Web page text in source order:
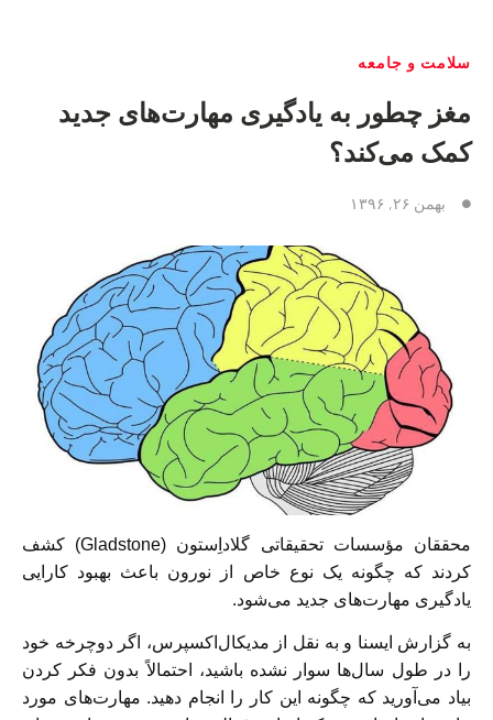
سلامت و جامعه
مغز چطور به یادگیری مهارت‌های جدید
کمک می‌کند؟
بهمن ۲۶, ۱۳۹۶
محققان مؤسسات تحقیقاتی گلاداِستون (Gladstone) کشف
کردند که چگونه یک نوع خاص از نورون باعث بهبود کارایی
یادگیری مهارت‌های جدید می‌شود.
به گزارش ایسنا و به نقل از مدیکال‌اکسپرس، اگر دوچرخه خود
را در طول سال‌ها سوار نشده باشید، احتمالاً بدون فکر کردن
بیاد می‌آورید که چگونه این کار را انجام ‌دهید. مهارت‌های مورد